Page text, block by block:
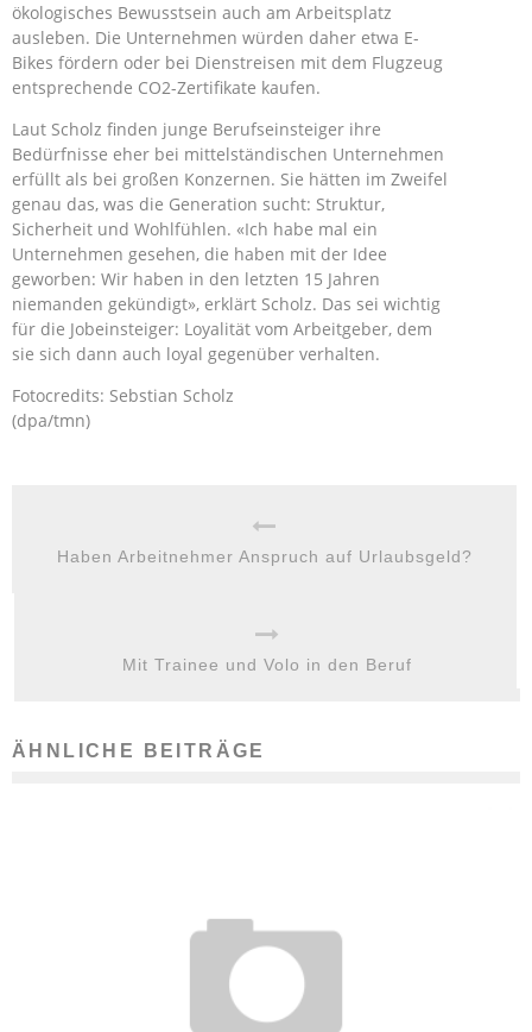
ökologisches Bewusstsein auch am Arbeitsplatz
ausleben. Die Unternehmen würden daher etwa E-
Bikes fördern oder bei Dienstreisen mit dem Flugzeug
entsprechende CO2-Zertifikate kaufen.
Laut Scholz finden junge Berufseinsteiger ihre
Bedürfnisse eher bei mittelständischen Unternehmen
erfüllt als bei großen Konzernen. Sie hätten im Zweifel
genau das, was die Generation sucht: Struktur,
Sicherheit und Wohlfühlen. «Ich habe mal ein
Unternehmen gesehen, die haben mit der Idee
geworben: Wir haben in den letzten 15 Jahren
niemanden gekündigt», erklärt Scholz. Das sei wichtig
für die Jobeinsteiger: Loyalität vom Arbeitgeber, dem
sie sich dann auch loyal gegenüber verhalten.
Fotocredits: Sebstian Scholz
(dpa/tmn)
Haben Arbeitnehmer Anspruch auf Urlaubsgeld?
Mit Trainee und Volo in den Beruf
ÄHNLICHE BEITRÄGE